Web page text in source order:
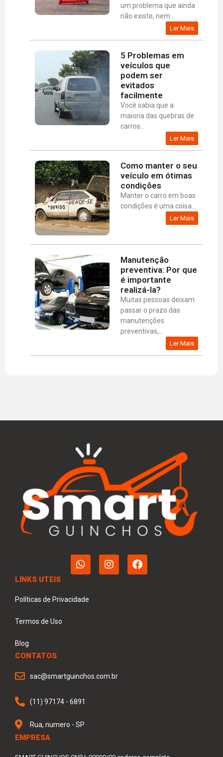
um problema que ainda
não existe, nem...
Ler Mais
5 Problemas em
veículos que
podem ser
evitados
facilmente
Você sabia que a
maioria das quebras de
carros...
Ler Mais
Como manter o seu
veículo em ótimas
condições
Manter o carro em boas
condições é uma coisa...
Ler Mais
Manutenção
preventiva: Por que
é importante
realizá-la?
Muitas pessoas deixam
passar o prazo das
manutenções
preventivas,...
Ler Mais
LINKS UTEIS
Políticas de Privacidade
Termos de Uso
Blog
CONTATOS
sac@smartguinchos.com.br
(11) 97174 - 6891
Rua, numero - SP
EMPRESA